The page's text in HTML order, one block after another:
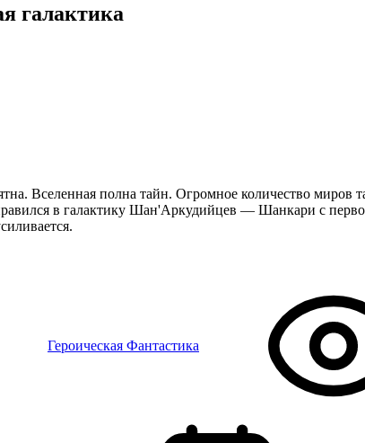
галактика
Вселенная полна тайн. Огромное количество
в галактику Шан'Аркудийцев — Шанкари с
Героическая Фантастика